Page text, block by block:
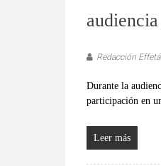
Redacción Effetá
Durante la
participación en
Leer más